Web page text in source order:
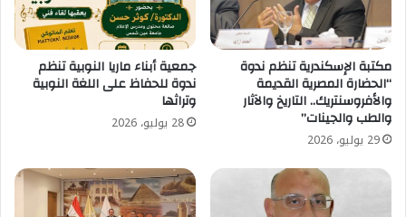
مكتبة الإسكندرية تنظم ندوة
“الحضارة المصرية القديمة
والأفروسنتريك.. التاريخ والآثار
والطب والجينات”
29 يوليو، 2026
جمعية أبناء ماريا النوبية تنظم
ندوة للحفاظ على اللغة النوبية
وتراثها
28 يوليو، 2026